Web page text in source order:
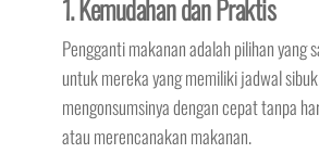
1. Kemudahan dan Praktis
Pengganti makanan adalah pilihan yang
untuk mereka yang memiliki jadwal
mengonsumsinya dengan cepat tanpa
atau merencanakan makanan.